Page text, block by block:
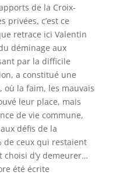
de la Croix-
privées, c’est ce
retrace ici Valentin
déminage aux
par la difficile
a constitué une
où la faim, les mauvais
leur place, mais
de vie commune,
défis de la
de ceux qui restaient
d’y demeurer…
été écrite